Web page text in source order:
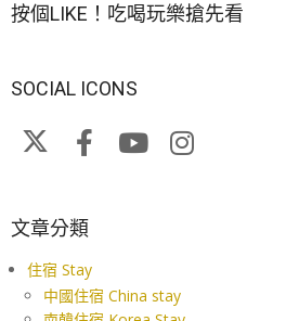
按個LIKE！吃喝玩樂搶先看
SOCIAL ICONS
文章分類
住宿 Stay
中國住宿 China stay